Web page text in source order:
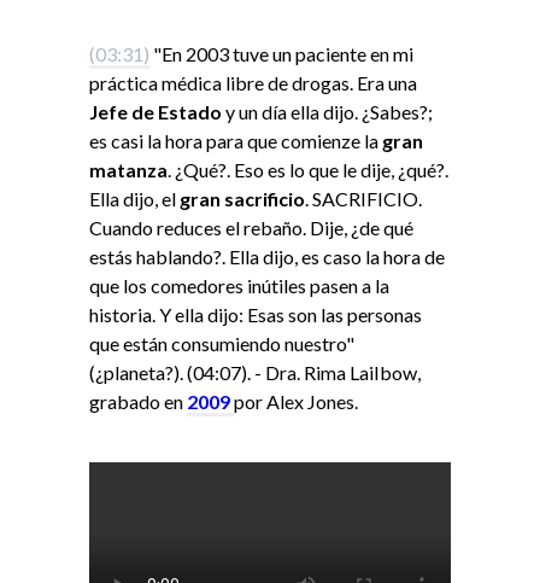
(03:31) "En 2003 tuve un paciente en mi
práctica médica libre de drogas. Era una
Jefe de Estado y un día ella dijo. ¿Sabes?;
es casi la hora para que comienze la gran
matanza. ¿Qué?. Eso es lo que le dije, ¿qué?.
Ella dijo, el gran sacrificio. SACRIFICIO.
Cuando reduces el rebaño. Dije, ¿de qué
estás hablando?. Ella dijo, es caso la hora de
que los comedores inútiles pasen a la
historia. Y ella dijo: Esas son las personas
que están consumiendo nuestro"
(¿planeta?). (04:07). - Dra. Rima LaiIbow,
grabado en 2009por Alex Jones.